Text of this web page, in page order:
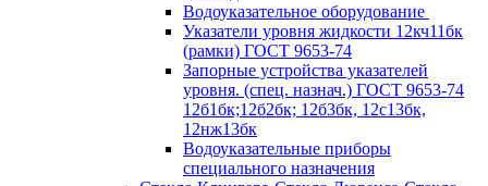
Водоуказательное оборудование
Указатели уровня жидкости 12кч11бк
(рамки) ГОСТ 9653-74
Запорные устройства указателей
уровня. (спец. назнач.) ГОСТ 9653-74
12б1бк;12б2бк; 12б3бк, 12с13бк,
12нж13бк
Водоуказательные приборы
специального назначения